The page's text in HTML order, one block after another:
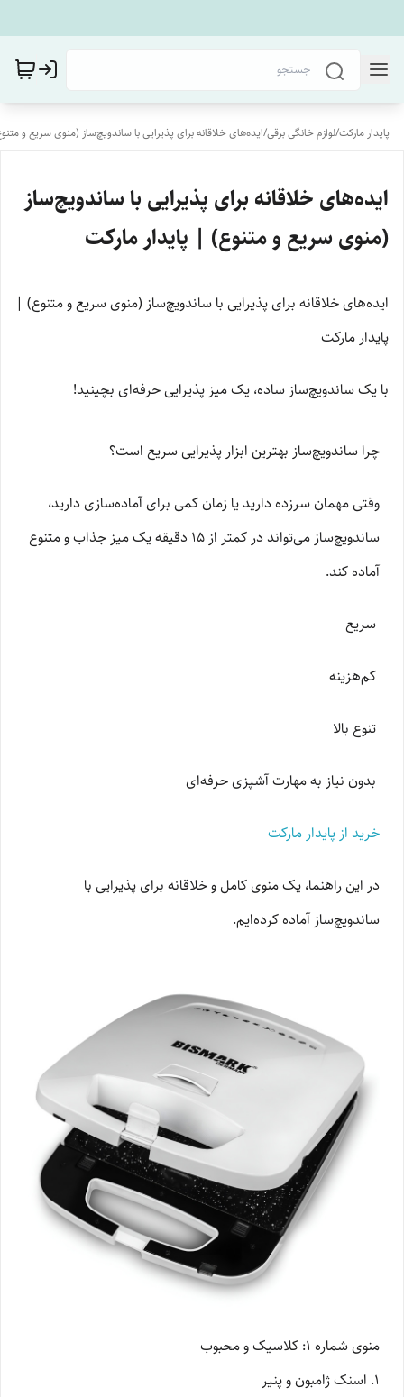
پایدار مارکت/لوازم خانگی برقی/ایده‌های خلاقانه برای پذیرایی با ساندویچ‌ساز (منوی سریع و
ایده‌های خلاقانه برای پذیرایی با ساندویچ‌ساز
(منوی سریع و متنوع) | پایدار مارکت
ایده‌های خلاقانه برای پذیرایی با ساندویچ‌ساز (منوی سریع و متنوع) |
پایدار مارکت
با یک ساندویچ‌ساز ساده، یک میز پذیرایی حرفه‌ای بچینید!
چرا ساندویچ‌ساز بهترین ابزار پذیرایی سریع است؟
وقتی مهمان سرزده دارید یا زمان کمی برای آماده‌سازی دارید،
ساندویچ‌ساز می‌تواند در کمتر از ۱۵ دقیقه یک میز جذاب و متنوع
آماده کند.
سریع
کم‌هزینه
تنوع بالا
بدون نیاز به مهارت آشپزی حرفه‌ای
خرید از پایدار مارکت
در این راهنما، یک منوی کامل و خلاقانه برای پذیرایی با
ساندویچ‌ساز آماده کرده‌ایم.
منوی شماره ۱: کلاسیک و محبوب
۱. اسنک ژامبون و پنیر